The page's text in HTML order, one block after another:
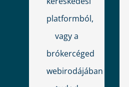
platformból,
vagy a
brókercéged
webirodájában